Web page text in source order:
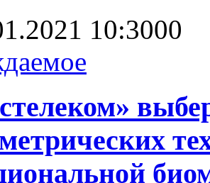
10:3000